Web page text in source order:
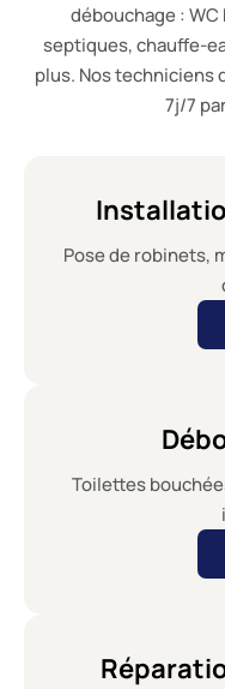
débouchage :
septiques, chauffe-
plus. Nos techniciens
7j/7
Pose de robinets,
Toilettes